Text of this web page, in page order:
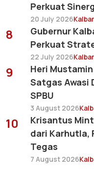
Perkuat
20 July 2026Kalbar
8
Gubernur
Perkuat
22 July 2026Kalbar
9
Heri
Satgas Awasi
SPBU
3 August 2026
10
Krisantus
dari Karhutla,
Tegas
7 August 2026